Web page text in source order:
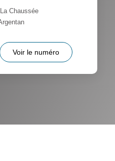
Chaussée
Voir le numéro